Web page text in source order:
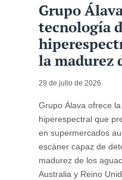
Grupo
tecnología
la madurez
29 de julio de 2026
Grupo Álava ofrece
hiperespectral que
en supermercados
escáner capaz de
madurez de los
Australia y Reino